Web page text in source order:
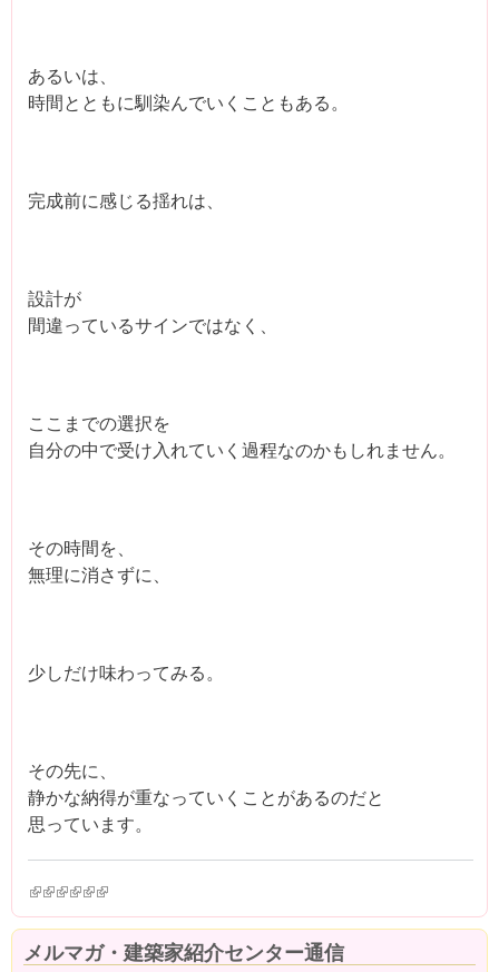
あるいは、
時間とともに馴染んでいくこともある。
完成前に感じる揺れは、
設計が
間違っているサインではなく、
ここまでの選択を
自分の中で受け入れていく過程なのかもしれません。
その時間を、
無理に消さずに、
少しだけ味わってみる。
その先に、
静かな納得が重なっていくことがあるのだと
思っています。
(link is external)
(link is external)
(link is external)
(link is external)
(link is external)
(link is external)
メルマガ・建築家紹介センター通信